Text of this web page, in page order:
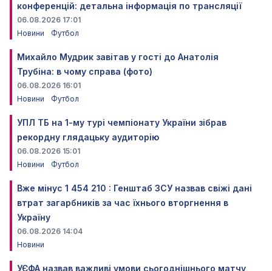
конференцій: детальна інформація по трансляції
06.08.2026 17:01
Новини
Футбол
Михайло Мудрик завітав у гості до Анатолія
Трубіна: в чому справа (фото)
06.08.2026 16:01
Новини
Футбол
УПЛ ТБ на 1-му турі чемпіонату України зібрав
рекордну глядацьку аудиторію
06.08.2026 15:01
Новини
Футбол
Вже мінус 1 454 210 : Генштаб ЗСУ назвав свіжі дані
втрат загарбників за час їхнього вторгнення в
Україну
06.08.2026 14:04
Новини
УЄФА назвав важливі умови сьогоднішнього матчу